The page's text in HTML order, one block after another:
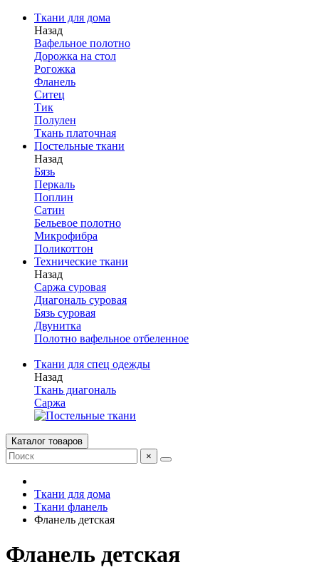
Ткани для дома
Назад
Вафельное полотно
Дорожка на стол
Рогожка
Фланель
Ситец
Тик
Полулен
Ткань платочная
Постельные ткани
Назад
Бязь
Перкаль
Поплин
Сатин
Бельевое полотно
Микрофибра
Поликоттон
Технические ткани
Назад
Саржа суровая
Диагональ суровая
Бязь суровая
Двунитка
Полотно вафельное отбеленное
Ткани для спец одежды
Назад
Ткань диагональ
Саржа
Каталог товаров
×
Ткани для дома
Ткани фланель
Фланель детская
Фланель детская